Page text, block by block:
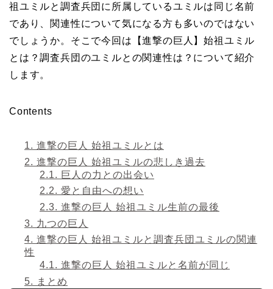
祖ユミルと調査兵団に所属しているユミルは同じ名前
であり、関連性について気になる方も多いのではない
でしょうか。そこで今回は【進撃の巨人】始祖ユミル
とは？調査兵団のユミルとの関連性は？について紹介
します。
Contents
1. 進撃の巨人 始祖ユミルとは
2. 進撃の巨人 始祖ユミルの悲しき過去
2.1. 巨人の力との出会い
2.2. 愛と自由への想い
2.3. 進撃の巨人 始祖ユミル生前の最後
3. 九つの巨人
4. 進撃の巨人 始祖ユミルと調査兵団ユミルの関連
性
4.1. 進撃の巨人 始祖ユミルと名前が同じ
5. まとめ